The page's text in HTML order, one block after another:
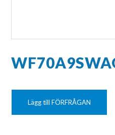
Lägg till FÖRFRÅGAN